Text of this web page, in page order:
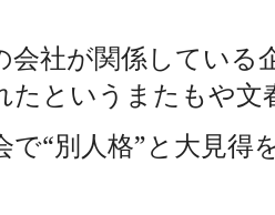
会社が関係している
たというまたもや文
で“別人格”と大見得